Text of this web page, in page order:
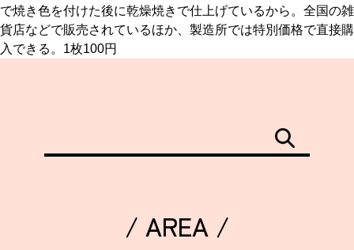
私と店のはなし
で焼き色を付けた後に乾燥焼きで仕上げているから。全国の雑
貨店などで販売されているほか、製造所では特別価格で直接購
入できる。1枚100円
/ AREA /